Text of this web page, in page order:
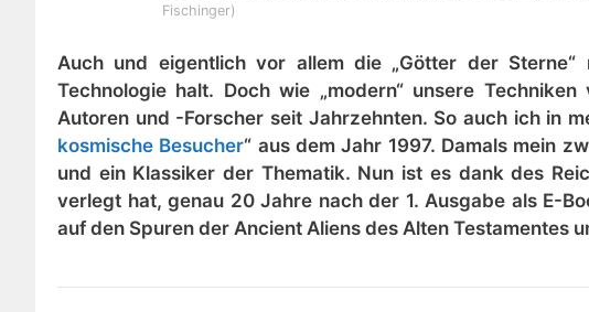
Fischinger)
Auch und eigentlich vor allem die „Götter der
Technologie halt. Doch wie „modern“ unsere
Autoren und -Forscher seit Jahrzehnten. So auch ich in
kosmische Besucher“ aus dem Jahr 1997. Damals mein
und ein Klassiker der Thematik. Nun ist es dank des
verlegt hat, genau 20 Jahre nach der 1. Ausgabe als E-
auf den Spuren der Ancient Aliens des Alten Testamentes